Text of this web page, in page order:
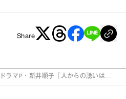
Share
ラマP・新井順子「人からの誘いは断